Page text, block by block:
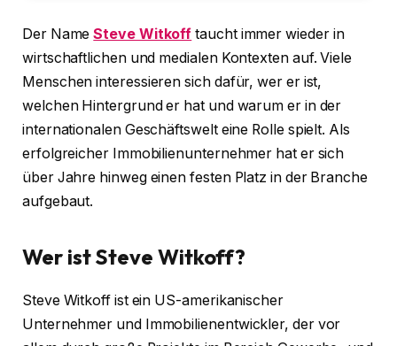
Der NameSteve Witkoff taucht immer wieder in
wirtschaftlichen und medialen Kontexten auf. Viele
Menschen interessieren sich dafür, wer er ist,
welchen Hintergrund er hat und warum er in der
internationalen Geschäftswelt eine Rolle spielt. Als
erfolgreicher Immobilienunternehmer hat er sich
über Jahre hinweg einen festen Platz in der Branche
aufgebaut.
Wer ist Steve Witkoff?
Steve Witkoff ist ein US-amerikanischer
Unternehmer und Immobilienentwickler, der vor